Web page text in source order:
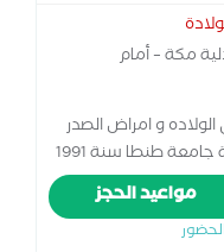
مكة – أمام
و امراض الصدر
في الأطفال بكالوريوس الطب والجراحة جامعة طنطا سنة 1991
ماجستير طب الاطفال و حديثي الولاده سنة 1995 جامعة طنطا
الأسماء في مجال طب
بخبرة طبية متميزة
مواعيد الحجز